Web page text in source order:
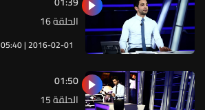
05:40 | 2016-02-01
الحلقة 16
الحلقة 15
01:50